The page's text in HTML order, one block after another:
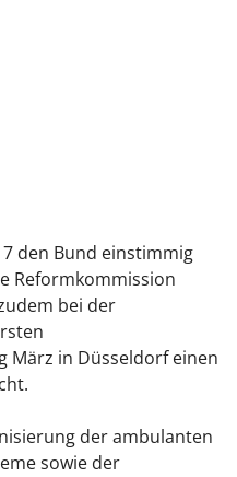
den Bund einstimmig
Reformkommission
bei der
März in Düsseldorf einen
der ambulanten
sowie der